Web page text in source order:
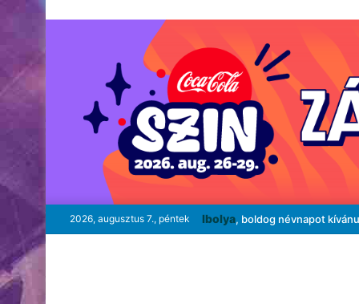
2026, augusztus 7., péntek Ibolya, boldog névnapot